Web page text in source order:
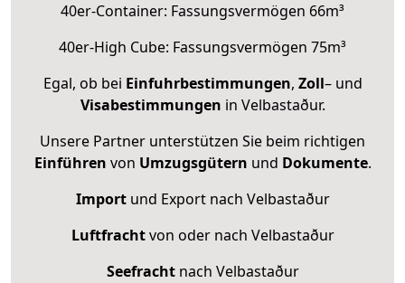
40er-Container: Fassungsvermögen 66m³
40er-High Cube: Fassungsvermögen 75m³
Egal, ob bei Einfuhrbestimmungen, Zoll– und
Visabestimmungen in Velbastaður.
Unsere Partner unterstützen Sie beim richtigen
Einführen von Umzugsgütern und Dokumente.
Importund Export nach Velbastaður
Luftfrachtvon oder nach Velbastaður
Seefrachtnach Velbastaður